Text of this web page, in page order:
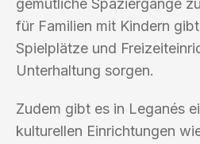
gemütliche Spaziergänge
für Familien mit Kindern
Spielplätze und
Unterhaltung sorgen.
Zudem gibt es in Leganés
kulturellen Einrichtungen